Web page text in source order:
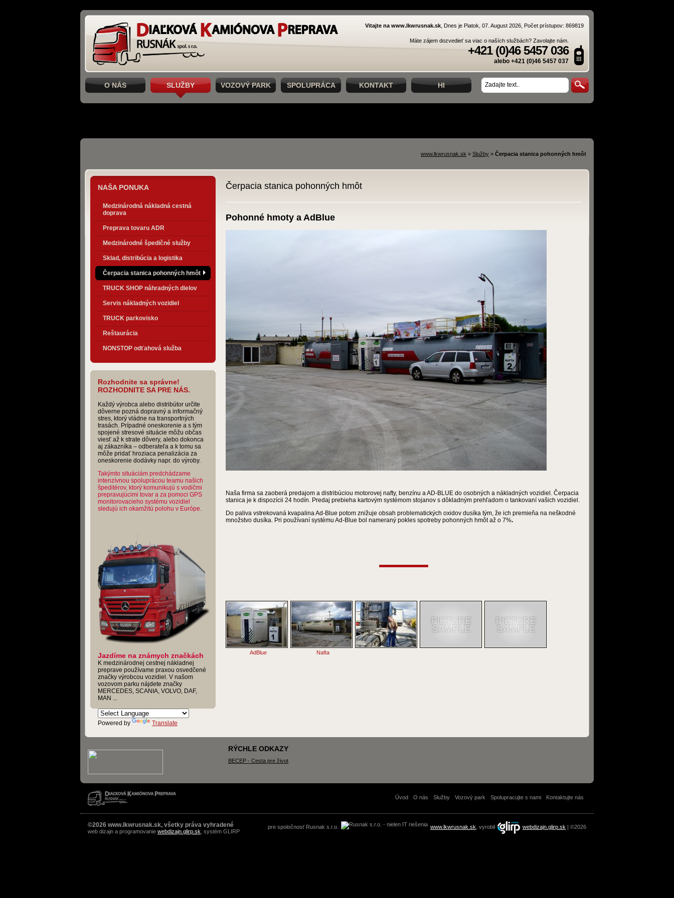
Vitajte na www.lkwrusnak.sk , Dnes je Piatok, 07. August 2026, Počet prístupov: 869819
Máte zájem dozvedieť sa viac o naších službách? Zavolajte nám.
+421 (0)46 5457 036
alebo +421 (0)46 5457 037
O NÁS SLUŽBY VOZOVÝ PARK SPOLUPRÁCA KONTAKT HI
www.lkwrusnak.sk » Služby » Čerpacia stanica pohonných hmôt
NAŠA PONUKA
Medzinárodná nákladná cestná
doprava
Preprava tovaru ADR
Medzinárodné špedičné služby
Sklad, distribúcia a logistika
Čerpacia stanica pohonných hmôt
TRUCK SHOP náhradných dielov
Servis nákladných vozidiel
TRUCK parkovisko
Reštaurácia
NONSTOP odťahová služba
Rozhodnite sa správne!
ROZHODNITE SA PRE NÁS.
Každý výrobca alebo distribútor určite
dôverne pozná dopravný a informačný
stres, ktorý vládne na transportných
trasách. Prípadné oneskorenie a s tým
spojené stresové situácie môžu občas
viesť až k strate dôvery, alebo dokonca
aj zákazníka – odberateľa a k tomu sa
môže pridať hroziaca penalizácia za
oneskorenie dodávky napr. do výroby.
Takýmto situáciám predchádzame
intenzívnou spoluprácou teamu našich
špeditérov, ktorý komunikujú s vodičmi
prepravujúcimi tovar a za pomoci GPS
monitorovacieho systému vozidiel
sledujú ich okamžitú polohu v Európe.
Jazdíme na známych značkách
K medzinárodnej cestnej nákladnej
preprave používame praxou osvedčené
značky výrobcou vozidiel. V našom
vozovom parku nájdete značky
MERCEDES, SCANIA, VOLVO, DAF,
MAN ...
Powered by Translate
Čerpacia stanica pohonných hmôt
Pohonné hmoty a AdBlue
Naša firma sa zaoberá predajom a distribúciou motorovej nafty, benzínu a AD-BLUE do osobných a nákladných vozidiel. Čerpacia
stanica je k dispozícii 24 hodín. Predaj prebieha kartovým systémom stojanov s dôkladným prehľadom o tankovaní vašich vozidiel.
Do paliva vstrekovaná kvapalina Ad-Blue potom znižuje obsah problematických oxidov dusíka tým, že ich premieňa na neškodné
množstvo dusíka. Pri používaní systému Ad-Blue bol nameraný pokles spotreby pohonných hmôt až o 7%.
AdBlue Nafta
RÝCHLE ODKAZY
BECEP - Cesta pre život
Úvod O nás Služby Vozový park Spolupracujte s nami Kontaktujte nás
©2026 www.lkwrusnak.sk, všetky práva vyhradené
web dizajn a programovanie webdizajn.glirp.sk , systém GLIRP
pre spoločnosť Rusnak s.r.o. www.lkwrusnak.sk , vyrobil webdizajn.glirp.sk | ©2026